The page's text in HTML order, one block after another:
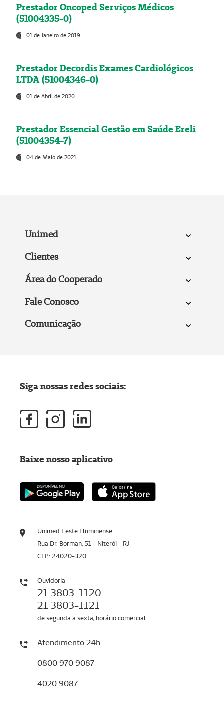
Prestador Oncoped Serviços Médicos
(51004335-0)
01 de Janeiro de 2019
Prestador Decordis Exames Cardiológicos
LTDA (51004346-0)
01 de Abril de 2020
Prestador Essencial Gestão em Saúde Ereli
(51004354-7)
04 de Maio de 2021
Unimed
Clientes
Área do Cooperado
Fale Conosco
Comunicação
Unimed Leste Fluminense
Rua Dr. Borman, 51 - Niterói - RJ
CEP: 24020-320
Ouvidoria
21 3803-1120
21 3803-1121
de segunda a sexta, horário comercial
Atendimento 24h
0800 970 9087
4020 9087
Siga nossas redes sociais:
Baixe nosso aplicativo